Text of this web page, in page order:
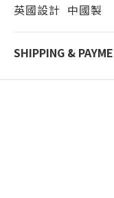
英國設計 中國製
SHIPPING &